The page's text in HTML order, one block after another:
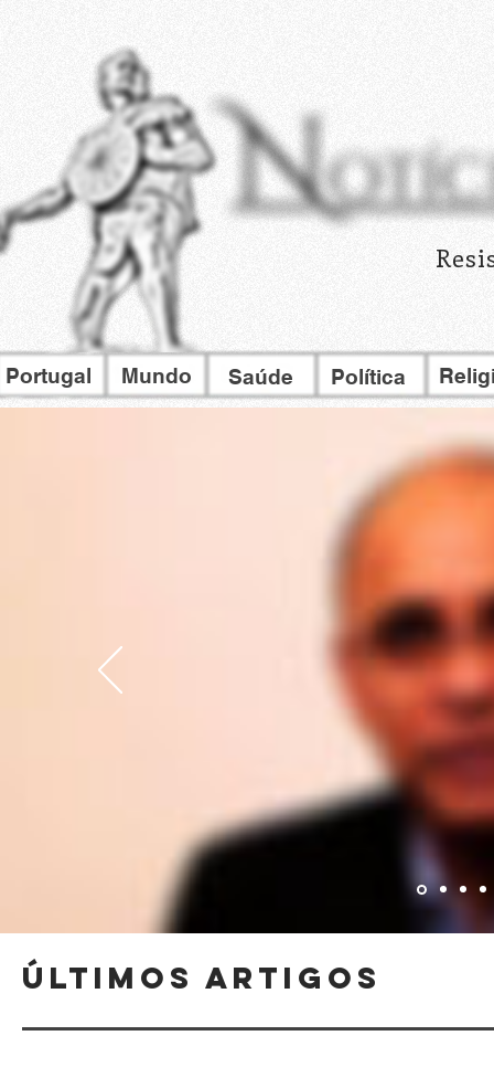
ÚLTIMos artigos
Portugal Mundo Saúde Política